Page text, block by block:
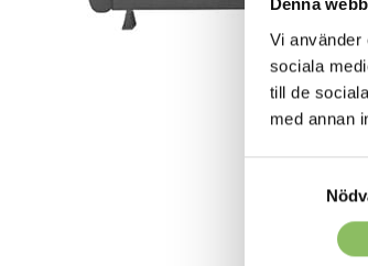
Denna
Vi använder
sociala
till de
med annan